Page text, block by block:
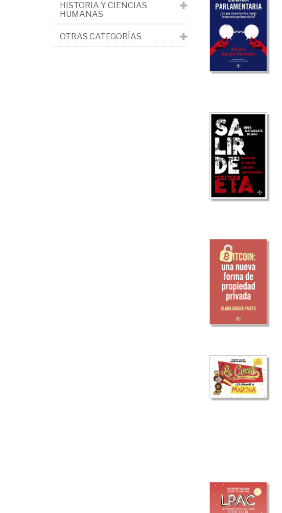
HISTORIA Y CIENCIAS
HUMANAS
OTRAS CATEGORÍAS